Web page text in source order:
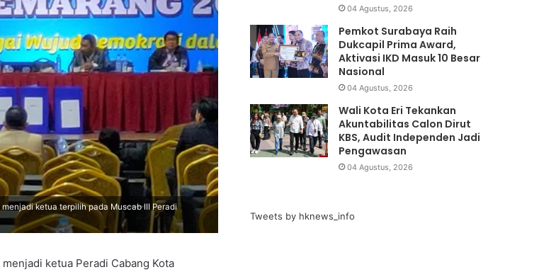
ketua terpilih pada Muscab III Peradi
ketua Peradi Cabang Kota
04 Agustus, 2026
Pemkot Surabaya Raih
Dukcapil Prima Award,
Aktivasi IKD Masuk 10 Besar
Nasional
04 Agustus, 2026
Wali Kota Eri Tekankan
Akuntabilitas Calon Dirut
KBS, Audit Independen Jadi
Pengawasan
04 Agustus, 2026
Tweets by hknews_info